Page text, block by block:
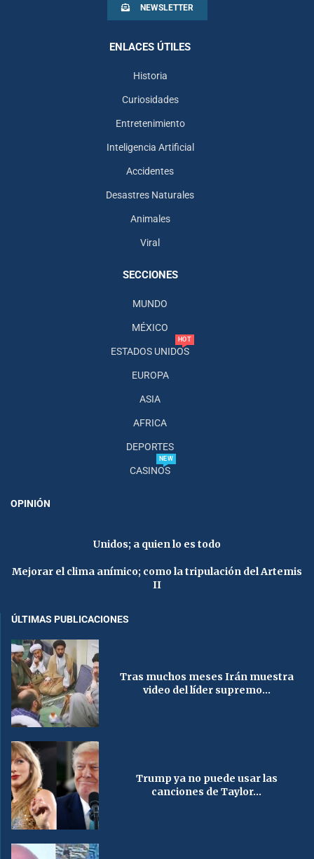
NEWSLETTER
ENLACES ÚTILES
Historia
Curiosidades
Entretenimiento
Inteligencia Artificial
Accidentes
Desastres Naturales
Animales
Viral
SECCIONES
MUNDO
MÉXICO
ESTADOS UNIDOS
HOT
EUROPA
ASIA
AFRICA
DEPORTES
CASINOS
NEW
OPINIÓN
Unidos; a quien lo es todo
Mejorar el clima anímico; como la tripulación del Artemis
II
ÚLTIMAS PUBLICACIONES
Tras muchos meses Irán muestra
video del líder supremo...
Trump ya no puede usar las
canciones de Taylor...